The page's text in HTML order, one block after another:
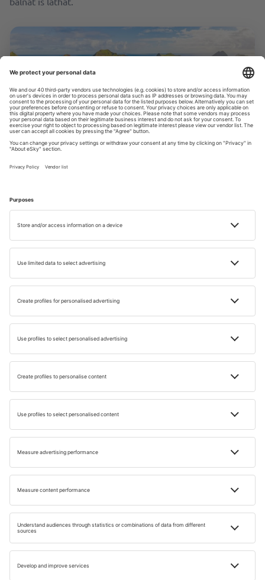
Nyaralás Madeirán
utcákon és az olyan nyüzsgő piacokon, mint a La
Pescheria, sétálva töltheti a napjait. Az ambiciózusabbak
számára egy túra az Etna lejtőin pont megfelelő, hogy
megmozgassák a mozgástól elszokott testüket, esténként
pedig bűntudat nélkül pihenhet egy pohár szicíliai bor
mellett.
Nyaralás Szicíliában
FAQ
Mérhető-e az utazás boldogságra gyakorolt